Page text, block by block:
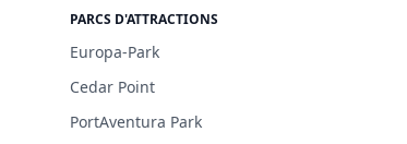
PARCS D'ATTRACTIONS
Europa-Park
Cedar Point
PortAventura Park